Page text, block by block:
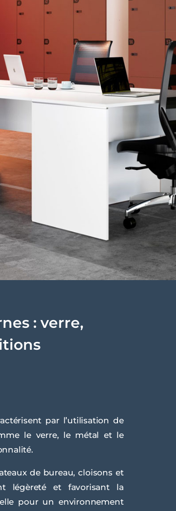
: verre,
par l’utilisation de
le verre, le métal et le
de bureau, cloisons et
légèreté et favorisant la
pour un environnement